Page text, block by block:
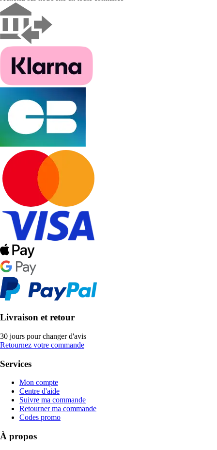
Livraison et retour
30 jours pour changer d'avis
Retournez votre commande
Services
Mon compte
Centre d'aide
Suivre ma commande
Retourner ma commande
Codes promo
À propos